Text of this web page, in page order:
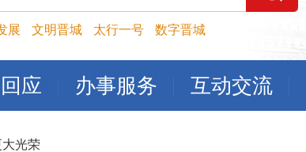
展 文明晋城 太行一号 数字晋城
应 办事服务 互动交流
光荣